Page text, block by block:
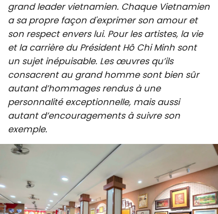
TOURISME
ENVIRONNEMENT
SPORT
FRANCOPHONIE
PAYS NATAL
MÉGASTORIE
INFOGRAPHIE
PHOTO
grand leader vietnamien. Chaque Vietnamien
a sa propre façon d'exprimer son amour et
son respect envers lui. Pour les artistes, la vie
et la carrière du Président Hô Chi Minh sont
un sujet inépuisable. Les œuvres qu’ils
consacrent au grand homme sont bien sûr
autant d’hommages rendus à une
personnalité exceptionnelle, mais aussi
autant d’encouragements à suivre son
exemple.